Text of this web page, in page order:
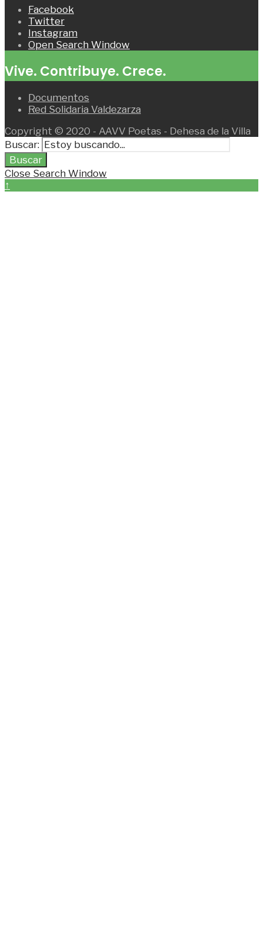
Facebook
Twitter
Instagram
Open Search Window
Vive. Contribuye. Crece.
Documentos
Red Solidaria Valdezarza
Copyright © 2020 - AAVV Poetas - Dehesa de la Villa
Buscar:
Buscar
Close Search Window
↑